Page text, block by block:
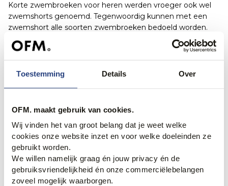
Toestemming Details Over
OFM. maakt gebruik van cookies.
Wij vinden het van groot belang dat je weet welke
cookies onze website inzet en voor welke doeleinden ze
gebruikt worden.
We willen namelijk graag én jouw privacy én de
gebruiksvriendelijkheid én onze commerciëlebelangen
zoveel mogelijk waarborgen.
Korte zwembroeken voor heren werden vroeger ook wel
zwemshorts genoemd. Tegenwoordig kunnen met een
zwemshort alle soorten zwembroeken bedoeld worden.
Kijk dus vooral wat jij mooi vindt en laat je niet al te veel
leiden door de naam van het product.
zwemshorts hebben een comfortabele pasvorm en zijn
een ideale mix van praktisch en modieus. Perfect voor de
staat naast comfort ook voor stijl. Na een paar uur bakken
op het strand nog even door de stad lopen en een terrasje
pakken? Trek snel een T-shirt of polo aan en zet je
vakantiedag eenvoudigweg voort, zonder eerst nog een
bezoek aan je hotel te brengen. Ideaal!
Klaar voor de zomer!